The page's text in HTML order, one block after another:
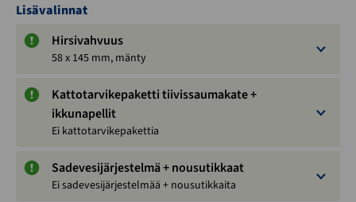
Lisävalinnat
Hirsivahvuus
58 x 145 mm, mänty
Kattotarvikepaketti tiivissaumakate +
ikkunapellit
Ei kattotarvikepakettia
Sadevesijärjestelmä + nousutikkaat
Ei sadevesijärjestelmää + nousutikkaita